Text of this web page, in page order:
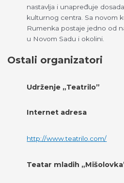
nastavlja i unapređuje
kulturnog centra. Sa novom
Rumenka postaje jedno od
u Novom Sadu i okolini.
Ostali organizatori
Udrženje „Teatrilo”
Internet adresa
http://www.teatrilo.com/
Teatar mladih